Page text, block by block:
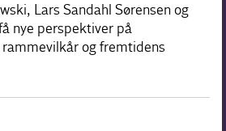
Lars Sandahl Sørensen og
nye perspektiver på
og fremtidens